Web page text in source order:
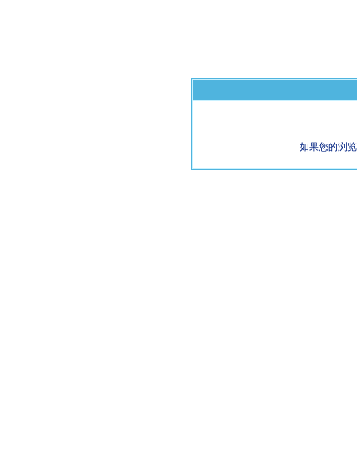
如果您的浏